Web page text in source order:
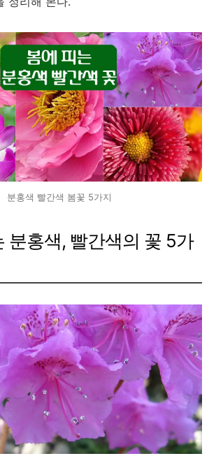
분홍색 빨간색 봄꽃 5가지
분홍색, 빨간색의 꽃 5가